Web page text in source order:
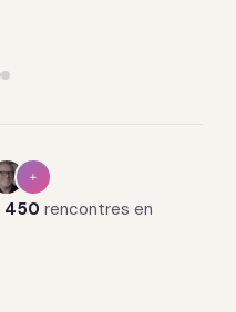
+
450 rencontres en